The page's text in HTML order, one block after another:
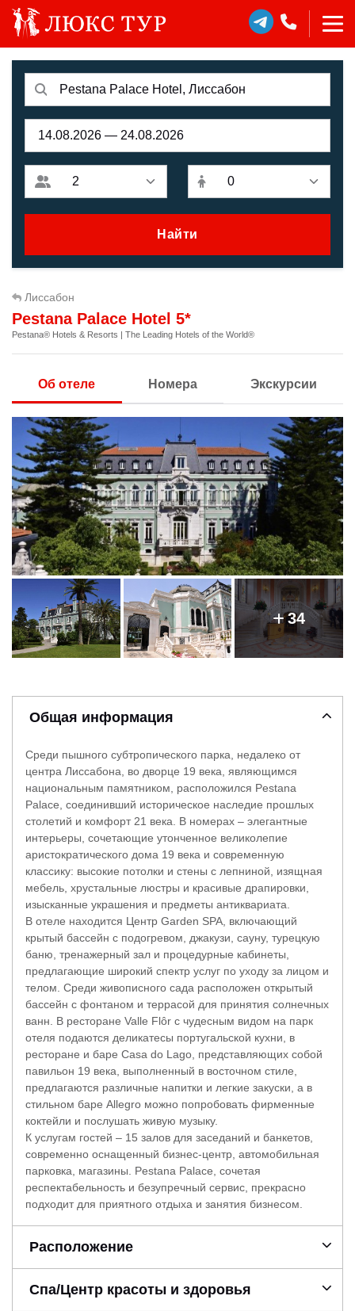
Найти
Лиссабон
Pestana Palace Hotel 5*
Pestana® Hotels & Resorts | The Leading Hotels of the World®
Об отеле Номера Экскурсии
34
Общая информация
Среди пышного субтропического парка, недалеко от
центра Лиссабона, во дворце 19 века, являющимся
национальным памятником, расположился Pestana
Palace, соединивший историческое наследие прошлых
столетий и комфорт 21 века. В номерах – элегантные
интерьеры, сочетающие утонченное великолепие
аристократического дома 19 века и современную
классику: высокие потолки и стены с лепниной, изящная
мебель, хрустальные люстры и красивые драпировки,
изысканные украшения и предметы антиквариата.
В отеле находится Центр Garden SPA, включающий
крытый бассейн с подогревом, джакузи, сауну, турецкую
баню, тренажерный зал и процедурные кабинеты,
предлагающие широкий спектр услуг по уходу за лицом и
телом. Среди живописного сада расположен открытый
бассейн с фонтаном и террасой для принятия солнечных
ванн. В ресторане Valle Flôr с чудесным видом на парк
отеля подаются деликатесы португальской кухни, в
ресторане и баре Casa do Lago, представляющих собой
павильон 19 века, выполненный в восточном стиле,
предлагаются различные напитки и легкие закуски, а в
стильном баре Allegro можно попробовать фирменные
коктейли и послушать живую музыку.
К услугам гостей – 15 залов для заседаний и банкетов,
современно оснащенный бизнес-центр, автомобильная
парковка, магазины. Pestana Palace, сочетая
респектабельность и безупречный сервис, прекрасно
подходит для приятного отдыха и занятия бизнесом.
Расположение
Спа/Центр красоты и здоровья